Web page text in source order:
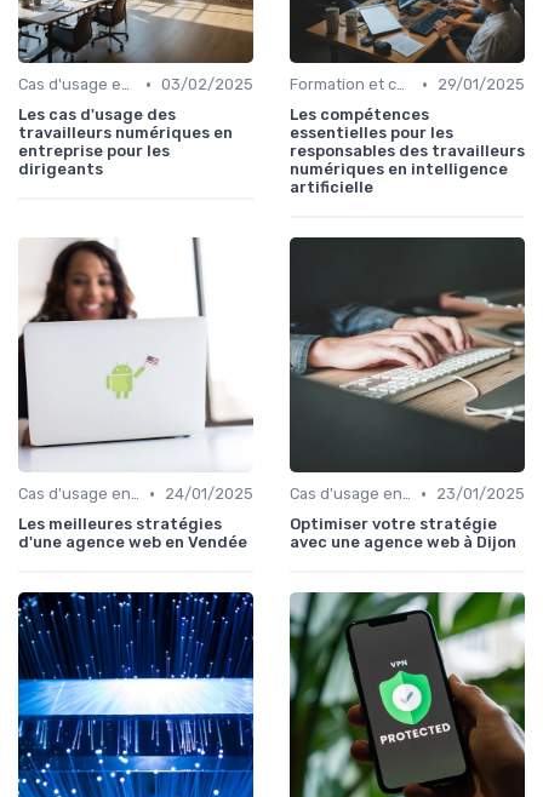
Cas d'usage en entreprise • 03/02/2025
Les cas d'usage des
travailleurs numériques en
entreprise pour les
dirigeants
Formation et compétences nécessaires •
29/01/2025
Les compétences
essentielles pour les
responsables des travailleurs
numériques en intelligence
artificielle
Cas d'usage en entreprise •
24/01/2025
Les meilleures stratégies
d'une agence web en Vendée
Cas d'usage en entreprise •
23/01/2025
Optimiser votre stratégie
avec une agence web à Dijon